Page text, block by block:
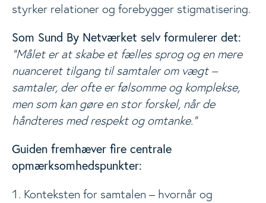
styrker relationer og forebygger stigmatisering.
Som Sund By Netværket selv formulerer det:
"Målet er at skabe et fælles sprog og en mere
nuanceret tilgang til samtaler om vægt –
samtaler, der ofte er følsomme og komplekse,
men som kan gøre en stor forskel, når de
håndteres med respekt og omtanke."
Guiden fremhæver fire centrale
opmærksomhedspunkter:
Konteksten for samtalen – hvornår og